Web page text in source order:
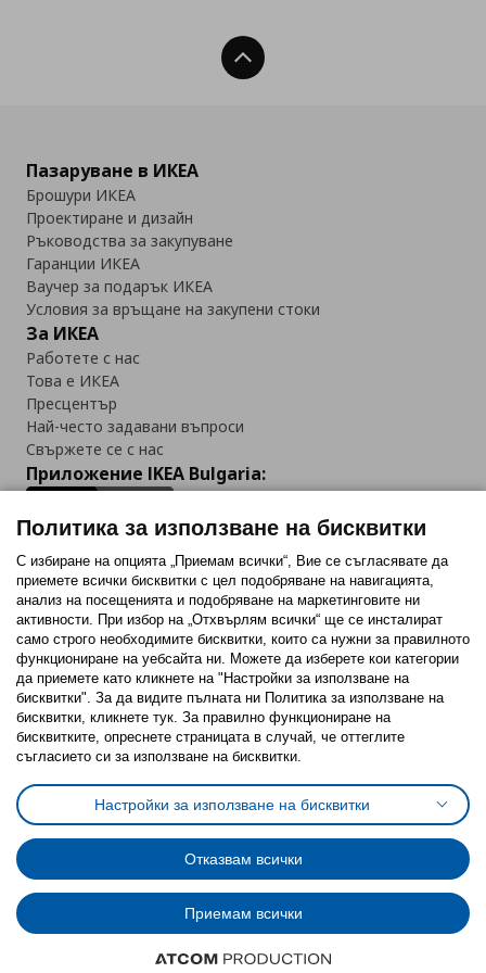
Нагоре
Пазаруване в ИКЕА
Брошури ИКЕА
Проектиране и дизайн
Ръководства за закупуване
Гаранции ИКЕА
Ваучер за подарък ИКЕА
Условия за връщане на закупени стоки
За ИКЕА
Работете с нас
Това е ИКЕА
Пресцентър
Най-често задавани въпроси
Свържете се с нас
Приложение IKEA Bulgaria:
Последвайте ни:
FacebookTwitterYoutubePinterestInstagram
Политика за използване на бисквитки (Cookies)
Избор на настройки за използване на бисквитки
Условия за ползване на ikea.bgОбща политика за личните данни
Политика за защита на личните данни на ikea.bg
Общи условия на програма IKEA Family
Политика за защита на лични данни на програма IKEA Family
© Inter-IKEA Systems B.V. 1999 - 2025
Политика за използване на бисквитки
С избиране на опцията „Приемам всички“, Вие се съгласявате да
приемете всички бисквитки с цел подобряване на навигацията,
анализ на посещенията и подобряване на маркетинговите ни
активности. При избор на „Отхвърлям всички“ ще се инсталират
само строго необходимитe бисквитки, които са нужни за правилното
функциониране на уебсайта ни. Можете да изберете кои категории
да приемете като кликнете на "Настройки за използване на
бисквитки". За да видите пълната ни Политика за използване на
бисквитки, кликнете тук. За правилно функциониране на
бисквитките, опреснете страницата в случай, че оттеглите
съгласието си за използване на бисквитки.
Настройки за използване на бисквитки
Отказвам всички
Приемам всички